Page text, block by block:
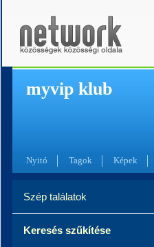
myvip klub
Nyitó Tagok Képek
Szép találatok
Keresés szűkítése